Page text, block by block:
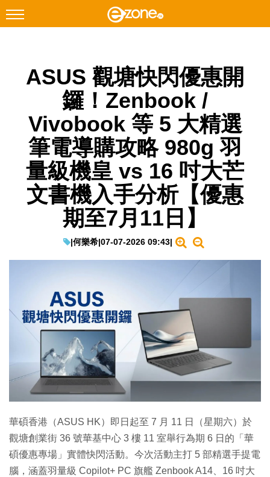
Facebook Instagram
網絡生活
遊戲動漫
教學評測
EduTech
生成式AI與雲端應用
Enterprise Digital Transformation
ASUS 觀塘快閃優惠開
鑼！Zenbook /
Vivobook 等 5 大精選
筆電導購攻略 980g 羽
量級機皇 vs 16 吋大芒
文書機入手分析【優惠
期至7月11日】
|何樂希|07-07-2026 09:43|
華碩香港（ASUS HK）即日起至 7 月 11 日（星期六）於
觀塘創業街 36 號華基中心 3 樓 11 室舉行為期 6 日的「華
碩優惠專場」實體快閃活動。今次活動主打 5 部精選手提電
腦，涵蓋羽量級 Copilot+ PC 旗艦 Zenbook A14、16 吋大